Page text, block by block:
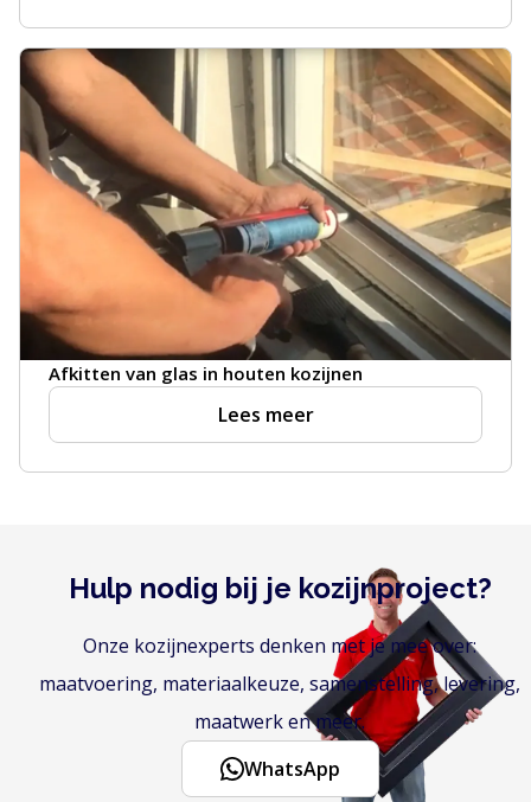
Afkitten van glas in houten kozijnen
Lees meer
Hulp nodig bij je kozijnproject?
Onze kozijnexperts denken met je mee over:
maatvoering, materiaalkeuze, samenstelling, levering,
maatwerk en meer.
WhatsApp